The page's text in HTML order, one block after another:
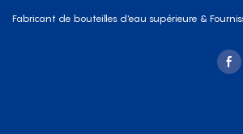
Fabricant de bouteilles d'eau supérieure &